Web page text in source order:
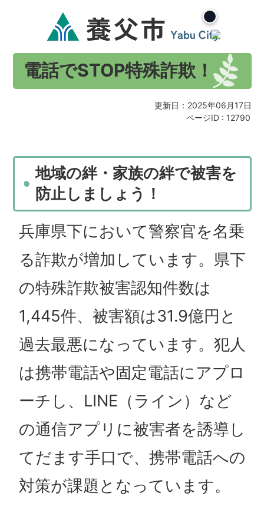
電話でSTOP特殊詐欺！
更新日：2025年06月17日
ページID : 12790
地域の絆・家族の絆で被害を
防止しましょう！
兵庫県下において警察官を名乗
る詐欺が増加しています。県下
の特殊詐欺被害認知件数は
1,445件、被害額は31.9億円と
過去最悪になっています。犯人
は携帯電話や固定電話にアプロ
ーチし、LINE（ライン）など
の通信アプリに被害者を誘導し
てだます手口で、携帯電話への
対策が課題となっています。